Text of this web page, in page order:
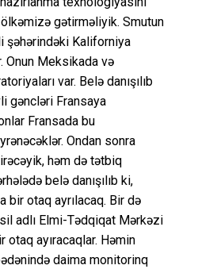
gətirməliyik. Smutun
şəhərindəki Kaliforniya
Onun Meksikada və
var. Belə danışılıb
gəncləri Fransaya
Fransada bu
Ondan sonra
həm də tətbiq
belə danışılıb ki,
bir otaq ayrılacaq. Bir də
adlı Elmi-Tədqiqat Mərkəzi
otaq ayıracaqlar. Həmin
daima monitorinq